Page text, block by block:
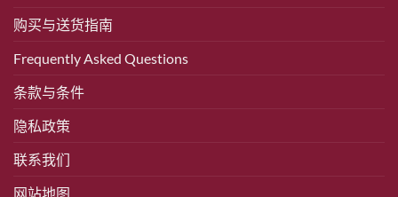
购买与送货指南
Frequently Asked Questions
条款与条件
隐私政策
联系我们
网站地图